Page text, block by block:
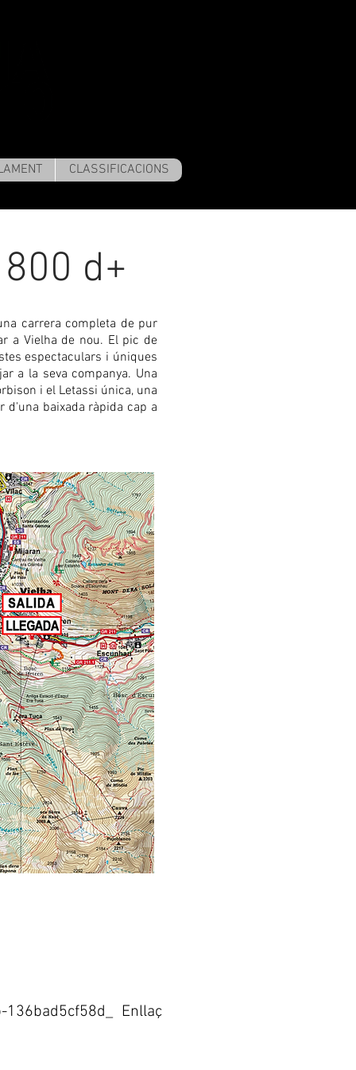
CLASSIFICACIONS
d+
carrera completa de pur
a Vielha de nou. El pic de
espectaculars i úniques
a la seva companya. Una
i el Letassi única, una
d'una baixada ràpida cap a
Enllaç